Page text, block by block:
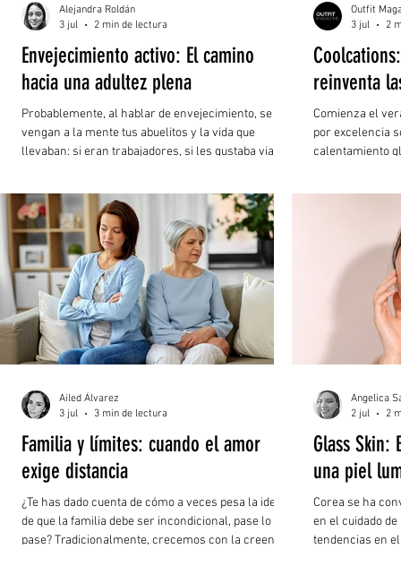
Envejecimiento activo: El camino
hacia una adultez plena
Probablemente, al hablar de envejecimiento, se te
vengan a la mente tus abuelitos y la vida que
llevaban: si eran trabajadores, si les gustaba viajar,
Alejandra Roldán
3 jul
2 min de lectura
reinventa
Comienza el
por excelencia
calentamiento
lugar a una
vacaciones:
Outfit
3 jul
2
Familia y límites: cuando el amor
exige distancia
¿Te has dado cuenta de cómo a veces pesa la idea
de que la familia debe ser incondicional, pase lo que
pase? Tradicionalmente, crecemos con la creencia
Ailed Álvarez
3 jul
3 min de lectura
Glass Skin:
una piel
Corea se ha
en el cuidado
tendencias en
Angelica
2 jul
2